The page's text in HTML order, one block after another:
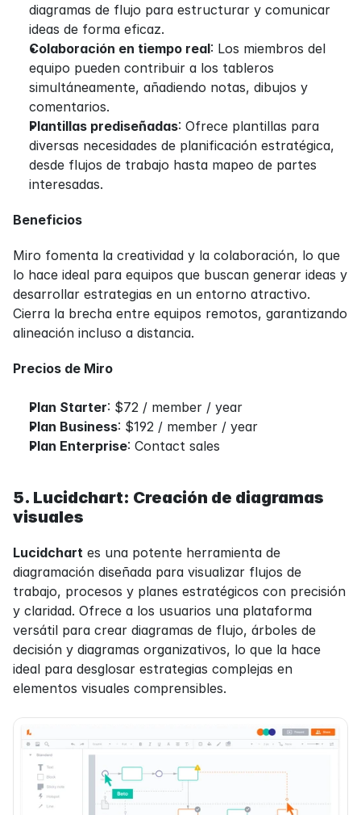
diagramas de flujo para estructurar y comunicar
ideas de forma eficaz.
Colaboración en tiempo real: Los miembros del
equipo pueden contribuir a los tableros
simultáneamente, añadiendo notas, dibujos y
comentarios.
Plantillas prediseñadas: Ofrece plantillas para
diversas necesidades de planificación estratégica,
desde flujos de trabajo hasta mapeo de partes
interesadas.
Beneficios
Miro fomenta la creatividad y la colaboración, lo que
lo hace ideal para equipos que buscan generar ideas y
desarrollar estrategias en un entorno atractivo.
Cierra la brecha entre equipos remotos, garantizando
alineación incluso a distancia.
Precios de Miro
Plan Starter: $72 / member / year
Plan Business: $192 / member / year
Plan Enterprise: Contact sales
5. Lucidchart: Creación de diagramas
visuales
Lucidchart es una potente herramienta de
diagramación diseñada para visualizar flujos de
trabajo, procesos y planes estratégicos con precisión
y claridad. Ofrece a los usuarios una plataforma
versátil para crear diagramas de flujo, árboles de
decisión y diagramas organizativos, lo que la hace
ideal para desglosar estrategias complejas en
elementos visuales comprensibles.